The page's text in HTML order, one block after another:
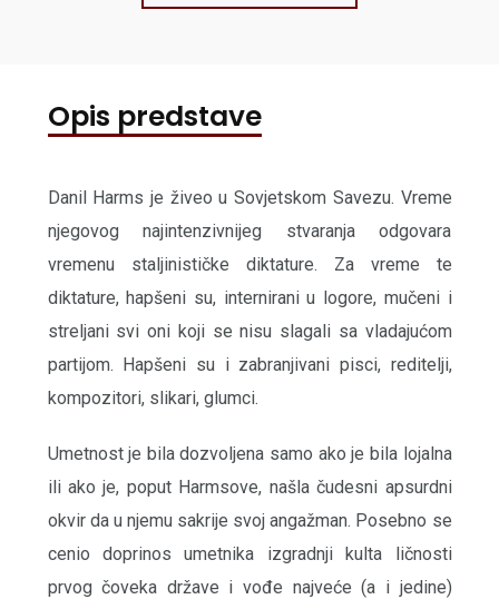
Opis predstave
Danil Harms je živeo u Sovjetskom Savezu. Vreme
njegovog najintenzivnijeg stvaranja odgovara
vremenu staljinističke diktature. Za vreme te
diktature, hapšeni su, internirani u logore, mučeni i
streljani svi oni koji se nisu slagali sa vladajućom
partijom. Hapšeni su i zabranjivani pisci, reditelji,
kompozitori, slikari, glumci.
Umetnost je bila dozvoljena samo ako je bila lojalna
ili ako je, poput Harmsove, našla čudesni apsurdni
okvir da u njemu sakrije svoj angažman. Posebno se
cenio doprinos umetnika izgradnji kulta ličnosti
prvog čoveka države i vođe najveće (a i jedine)